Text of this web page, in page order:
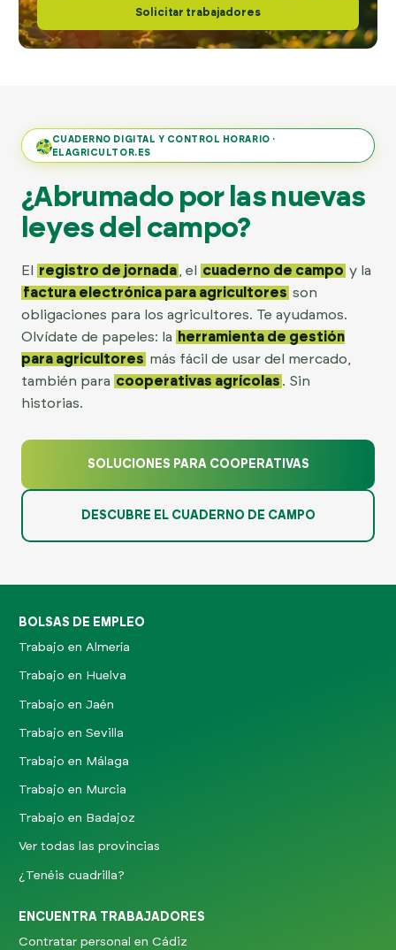
722 84 39
Solicitar trabajadores
CUADERNO DIGITAL Y CONTROL HORARIO ·
ELAGRICULTOR.ES
¿Abrumado por las nuevas
leyes del campo?
El registro de jornada , el cuaderno de campo y la
factura electrónica para agricultores son
obligaciones para los agricultores. Te ayudamos.
Olvídate de papeles: la
herramienta de gestión
para agricultores más fácil de usar del mercado,
también para cooperativas agrícolas . Sin
historias.
SOLUCIONES PARA COOPERATIVAS
DESCUBRE EL CUADERNO DE CAMPO
BOLSAS DE EMPLEO
Trabajo en Almería
Trabajo en Huelva
Trabajo en Jaén
Trabajo en Sevilla
Trabajo en Málaga
Trabajo en Murcia
Trabajo en Badajoz
Ver todas las provincias
¿Tenéis cuadrilla?
ENCUENTRA TRABAJADORES
Contratar personal en Cádiz